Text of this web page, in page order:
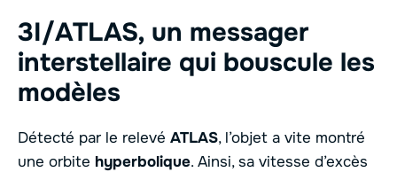
3I/ATLAS, un messager
interstellaire qui bouscule les
modèles
Détecté par le relevé ATLAS, l’objet a vite montré
une orbite hyperbolique. Ainsi, sa vitesse d’excès